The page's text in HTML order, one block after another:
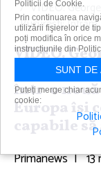
VIDEO.
Bucureşti:
VIDEO.
summit-
într-o nouă
Europa îşi
capabile să
Primanews | 13
Politicii de Cookie.
Prin continuarea
utilizării fişierelor de
poți modifica în orice
instrucțiunile din
SUNT DE
Puteți merge chiar
cookie: